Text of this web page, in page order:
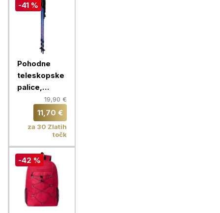
-41 %
Pohodne
teleskopske
palice,
19,90 €
11,70 €
za 30 Zlatih
točk
-42 %